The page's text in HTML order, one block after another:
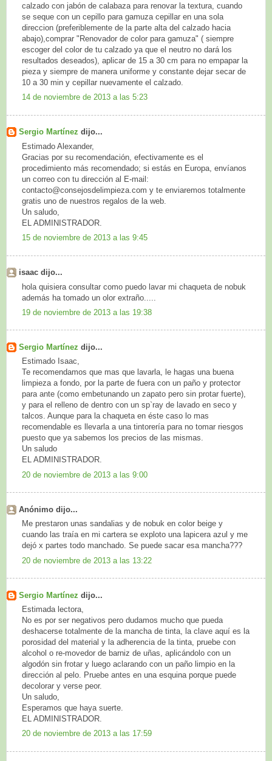
calzado con jabón de calabaza para renovar la textura, cuando
se seque con un cepillo para gamuza cepillar en una sola
direccion (preferiblemente de la parte alta del calzado hacia
abajo),comprar "Renovador de color para gamuza" ( siempre
escoger del color de tu calzado ya que el neutro no dará los
resultados deseados), aplicar de 15 a 30 cm para no empapar la
pieza y siempre de manera uniforme y constante dejar secar de
10 a 30 min y cepillar nuevamente el calzado.
14 de noviembre de 2013 a las 5:23
Sergio Martínez dijo...
Estimado Alexander,
Gracias por su recomendación, efectivamente es el
procedimiento más recomendado; si estás en Europa, envíanos
un correo con tu dirección al E-mail:
contacto@consejosdelimpieza.com y te enviaremos totalmente
gratis uno de nuestros regalos de la web.
Un saludo,
EL ADMINISTRADOR.
15 de noviembre de 2013 a las 9:45
isaac dijo...
hola quisiera consultar como puedo lavar mi chaqueta de nobuk
además ha tomado un olor extraño.....
19 de noviembre de 2013 a las 19:38
Sergio Martínez dijo...
Estimado Isaac,
Te recomendamos que mas que lavarla, le hagas una buena
limpieza a fondo, por la parte de fuera con un paño y protector
para ante (como embetunando un zapato pero sin protar fuerte),
y para el relleno de dentro con un sp`ray de lavado en seco y
talcos. Aunque para la chaqueta en éste caso lo mas
recomendable es llevarla a una tintorería para no tomar riesgos
puesto que ya sabemos los precios de las mismas.
Un saludo
EL ADMINISTRADOR.
20 de noviembre de 2013 a las 9:00
Anónimo dijo...
Me prestaron unas sandalias y de nobuk en color beige y
cuando las traía en mi cartera se exploto una lapicera azul y me
dejó x partes todo manchado. Se puede sacar esa mancha???
20 de noviembre de 2013 a las 13:22
Sergio Martínez dijo...
Estimada lectora,
No es por ser negativos pero dudamos mucho que pueda
deshacerse totalmente de la mancha de tinta, la clave aquí es la
porosidad del material y la adherencia de la tinta, pruebe con
alcohol o re-movedor de barniz de uñas, aplicándolo con un
algodón sin frotar y luego aclarando con un paño limpio en la
dirección al pelo. Pruebe antes en una esquina porque puede
decolorar y verse peor.
Un saludo,
Esperamos que haya suerte.
EL ADMINISTRADOR.
20 de noviembre de 2013 a las 17:59